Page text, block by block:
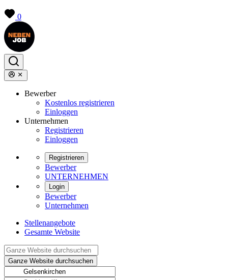
0
Bewerber
Kostenlos registrieren
Einloggen
Unternehmen
Registrieren
Einloggen
Registrieren
Bewerber
UNTERNEHMEN
Login
Bewerber
Unternehmen
Stellenangebote
Gesamte Website